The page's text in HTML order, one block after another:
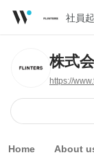
社員
株式
https://
Home About